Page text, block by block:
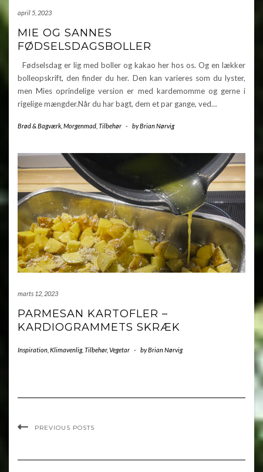
april 5, 2023
MIE OG SANNES
FØDSELSDAGSBOLLER
Fødselsdag er lig med boller og kakao her hos os. Og en lækker
bolleopskrift, den finder du her. Den kan varieres som du lyster,
men Mies oprindelige version er med kardemomme og gerne i
rigelige mængder.Når du har bagt, dem et par gange, ved…
Brød & Bagværk Morgenmad Tilbehør - byBrian Nørvig
marts 12, 2023
PARMESAN KARTOFLER –
KARDIOGRAMMETS SKRÆK
Inspiration Klimavenlig, Tilbehør, Vegetar - byBrian Nørvig
PREVIOUS POSTS